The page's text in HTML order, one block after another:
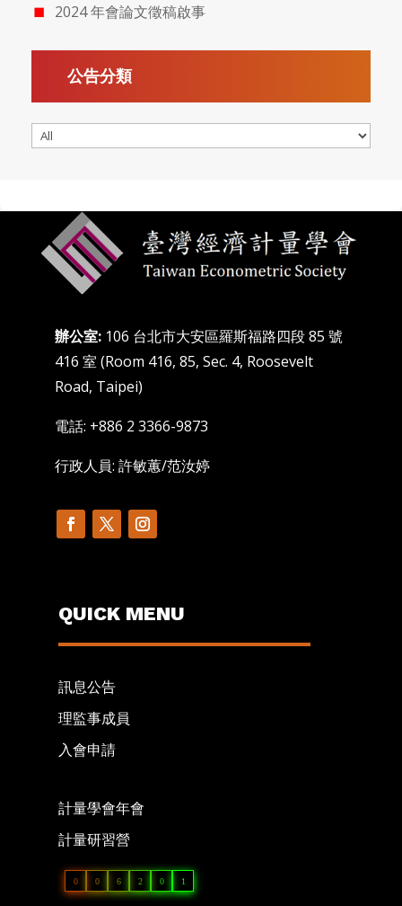
2024 年會論文徵稿啟事
公告分類
公
類
辦公室:106 台北市大安區羅斯福路四段 85 號
416 室 (Room 416, 85, Sec. 4, Roosevelt
Road, Taipei)
電話: +886 2 3366-9873
行政人員: 許敏蕙/范汝婷
QUICK MENU
訊息公告
理監事成員
入會申請
計量學會年會
計量研習營
0 0 6 2 0 1